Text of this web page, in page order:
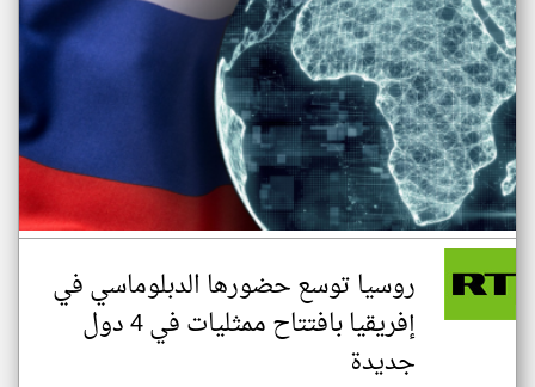
روسيا توسع حضورها الدبلوماسي في
إفريقيا بافتتاح ممثليات في 4 دول
جديدة